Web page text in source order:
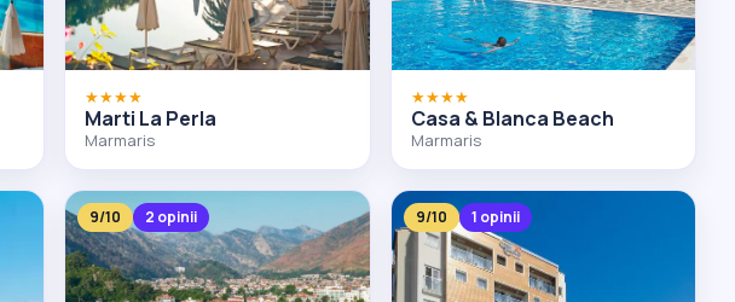
★★★★
Marti La Perla
Marmaris
★★★★
Casa & Blanca Beach
Marmaris
9/10 2 opinii 9/10 1 opinii